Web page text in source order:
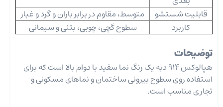
قابلیت شستشو
متوسط، مقاوم در برابر باران و گرد و غبار
کاربرد
سطوح گچی، چوبی، بتنی و سیمانی
توضیحات
هپالوکس 914 دبه یک رنگ نما سفید با دوام بالا است که برای
استفاده روی سطوح بیرونی ساختمان و نماهای مسکونی و
تجاری مناسب است.